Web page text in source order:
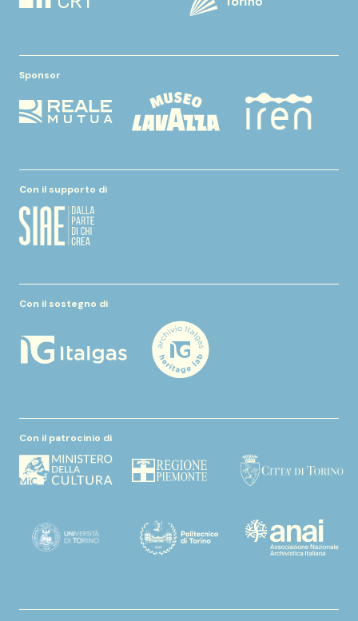
Sponsor
Con il supporto di
Con il sostegno di
Con il patrocinio di